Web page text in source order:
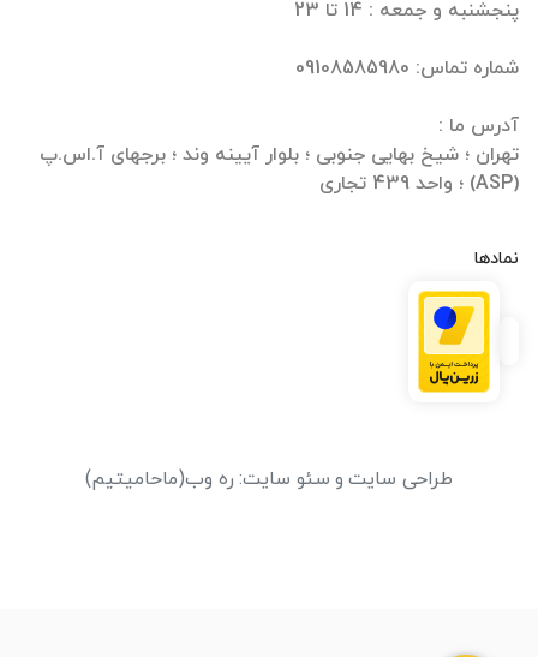
تهران ؛ شیخ بهایی جنوبی ؛ بلوار آیینه وند ؛ برجهای آ.اس.پ
(ASP) ؛ واحد 439 تجاری
نمادها
طراحی سایت و سئو سایت: ره وب(ماحامیتیم)